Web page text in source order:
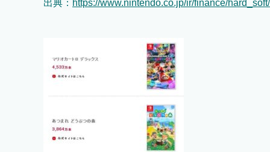
出典： https://www.nintendo.co.jp/ir/finance/